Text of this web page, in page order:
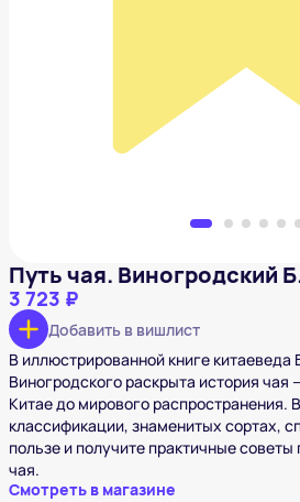
Добавить в
Путь чая. Виногродский
3 723 ₽
Добавить в вишлист
В иллюстрированной книге китаеведа
Виногродского раскрыта история чая
Китае до мирового распространения.
классификации, знаменитых сортах,
пользе и получите практичные
чая.
Смотреть в магазине